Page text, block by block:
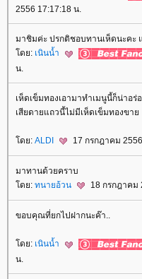
2556 17:17:18 น.
มาชิมค่ะ ปรกติชอบทานเห็ดนะคะ
ดย: เนินน้ำ
น.
เห็ดเข็มทองเอามาทำเมนูนี้ก็น่าอร่
เสียดายแถวนี้ไม่มีเห็ดเข็มทองขา
ดย: ALDI 17 กรกฎาคม
มาทานด้วยคราบ
ดย: ทนายอ้วน 18 กรกฎาคม
ขอบคุณที่ยกไปฝากนะค๊า..
ดย: เนินน้ำ
น.